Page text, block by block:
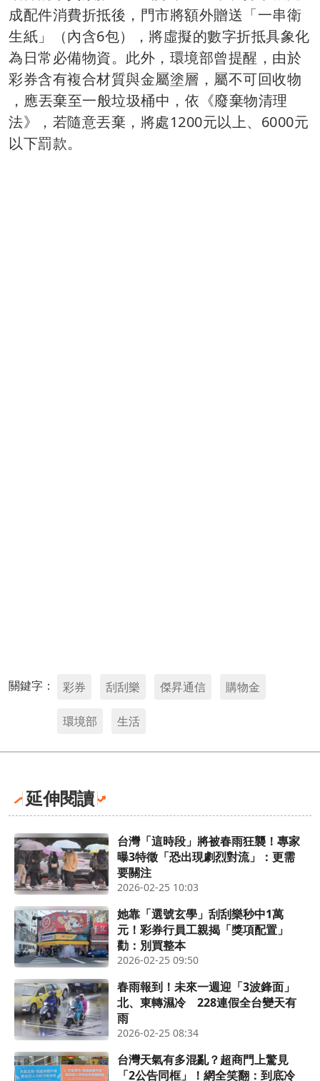
成配件消費折抵後，門市將額外贈送「一串衛
生紙」（內含6包），將虛擬的數字折抵具象化
為日常必備物資。此外，環境部曾提醒，由於
彩券含有複合材質與金屬塗層，屬不可回收物
⁣，應丟棄至一般垃圾桶中， 依《廢棄物清理
法》，若隨意丟棄，將處1200元以上、6000元
以下罰款。
關鍵字： 彩券 刮刮樂 傑昇通信 購物金
環境部 生活
延伸閱讀
台灣「這時段」將被春雨狂襲！專家
曝3特徵「恐出現劇烈對流」：更需
要關注
2026-02-25 10:03
她靠「選號玄學」刮刮樂秒中1萬
元！彩券行員工親揭「獎項配置」
勸：別買整本
2026-02-25 09:50
春雨報到！未來一週迎「3波鋒面」
北、東轉濕冷 228連假全台變天有
雨
2026-02-25 08:34
台灣天氣有多混亂？超商門上驚見
「2公告同框」！網全笑翻：到底冷